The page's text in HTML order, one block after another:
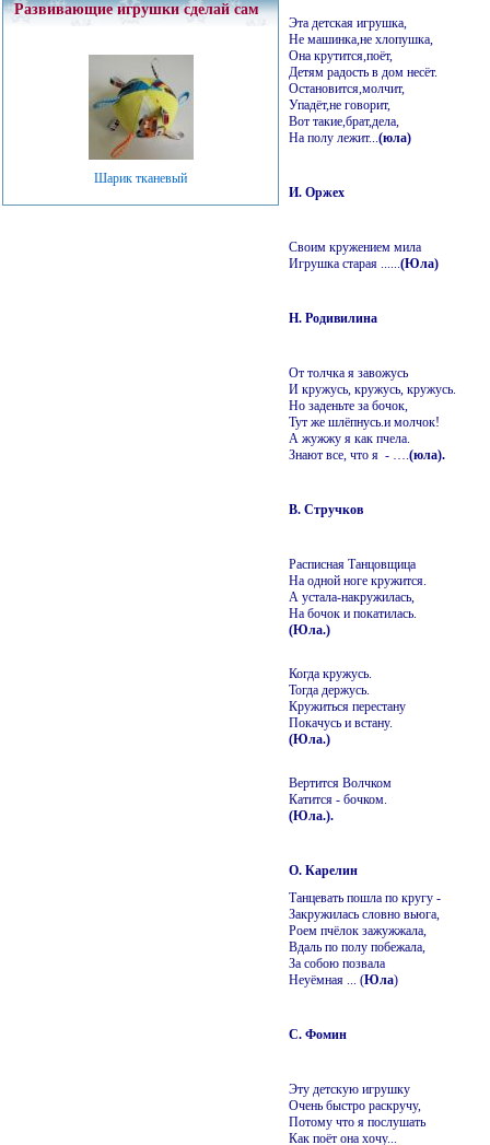
Развивающие игрушки сделай сам
Шарик тканевый
Эта детская игрушка,
Не машинка,не хлопушка,
Она крутится,поёт,
Детям радость в дом несёт.
Остановится,молчит,
Упадёт,не говорит,
Вот такие,брат,дела,
На полу лежит... (юла)
И. Оржех
Своим кружением мила
Игрушка старая ...... (Юла)
Н. Родивилина
От толчка я завожусь
И кружусь, кружусь, кружусь.
Но заденьте за бочок,
Тут же шлёпнусь.и молчок!
А жужжу я как пчела.
Знают все, что я - …. (юла).
В. Стручков
Расписная Танцовщица
На одной ноге кружится.
А устала-накружилась,
На бочок и покатилась.
(Юла.)
Когда кружусь.
Тогда держусь.
Кружиться перестану
Покачусь и встану.
(Юла.)
Вертится Волчком
Катится - бочком.
(Юла.).
О. Карелин
Танцевать пошла по кругу -
Закружилась словно вьюга,
Роем пчёлок зажужжала,
Вдаль по полу побежала,
За собою позвала
Неуёмная ... (Юла)
С. Фомин
Эту детскую игрушку
Очень быстро раскручу,
Потому что я послушать
Как поёт она хочу...